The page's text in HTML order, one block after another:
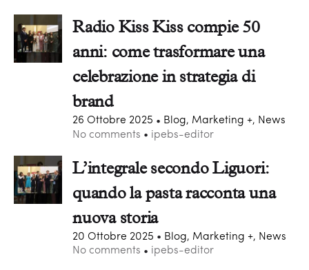
Radio Kiss Kiss compie 50
anni: come trasformare una
celebrazione in strategia di
brand
26 Ottobre 2025
Blog, Marketing +, News
No comments
ipebs-editor
L’integrale secondo Liguori:
quando la pasta racconta una
nuova storia
20 Ottobre 2025
Blog, Marketing +, News
No comments
ipebs-editor